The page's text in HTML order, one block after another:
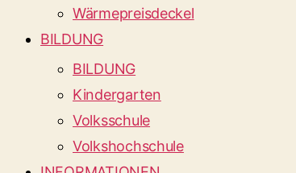
Wärmepreisdeckel
BILDUNG
BILDUNG
Kindergarten
Volksschule
Volkshochschule